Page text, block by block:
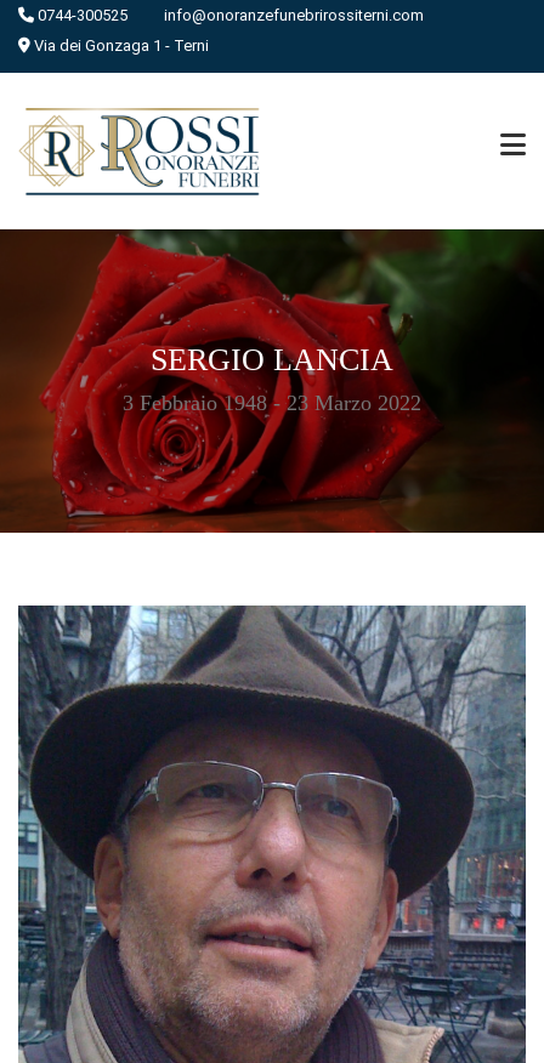
0744-300525
info@onoranzefunebrirossiterni.com
Via dei Gonzaga 1 - Terni
SERGIO LANCIA
3 Febbraio 1948 - 23 Marzo 2022